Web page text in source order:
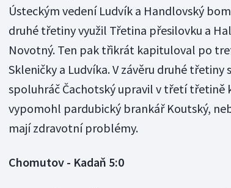
Ústeckým vedení Ludvík a Handlovský
druhé třetiny využil Třetina přesilovku a
Novotný. Ten pak třikrát kapituloval po
Skleničky a Ludvíka. V závěru druhé třetiny
spoluhráč Čachotský upravil v třetí třetině
vypomohl pardubický brankář Koutský,
mají zdravotní problémy.
Chomutov - Kadaň 5:0